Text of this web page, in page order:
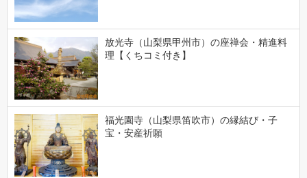
放光寺（山梨県甲州市）の座禅会・精進料
理【くちコミ付き】
福光園寺（山梨県笛吹市）の縁結び・子
宝・安産祈願